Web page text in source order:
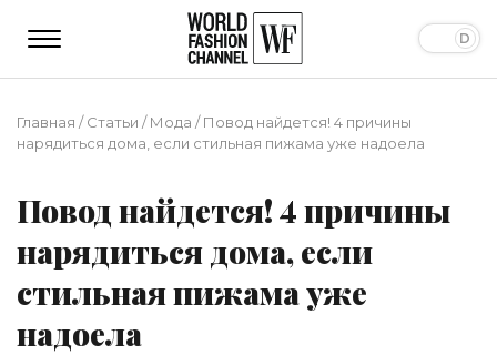
Главная /Статьи /Мода /Повод найдется! 4 причины
нарядиться дома, если стильная пижама уже надоела
Повод найдется! 4 причины
нарядиться дома, если
стильная пижама уже
надоела